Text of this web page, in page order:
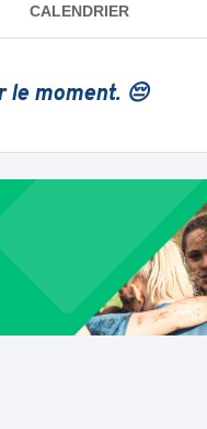
CALENDRIER
le moment. 😔